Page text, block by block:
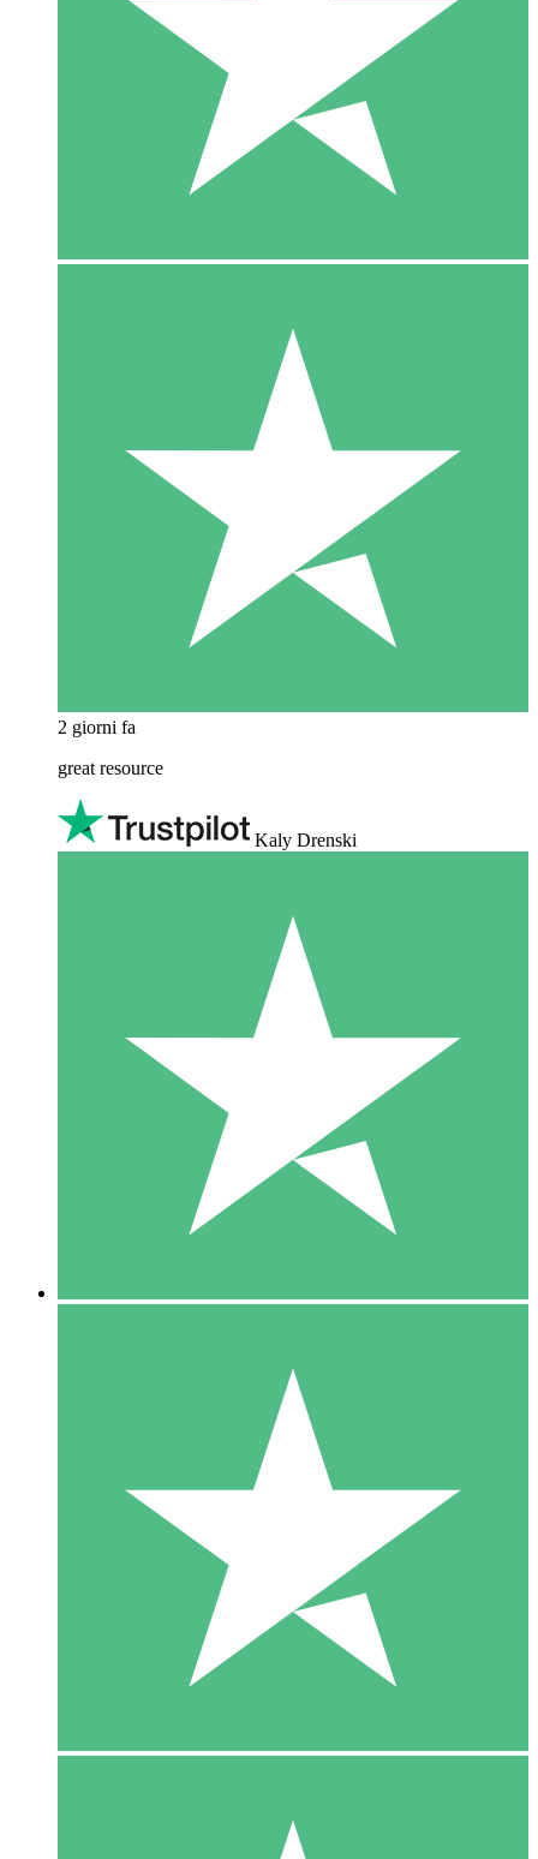
2 giorni fa
great resource
Kaly Drenski